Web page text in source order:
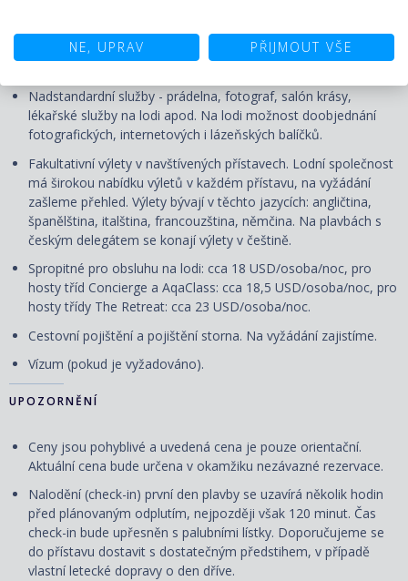
Nápoje, které nejsou zahrnuté v ceně.
Nadstandardní služby - prádelna, fotograf, salón krásy,
lékařské služby na lodi apod. Na lodi možnost doobjednání
fotografických, internetových i lázeňských balíčků.
Fakultativní výlety v navštívených přístavech. Lodní společnost
má širokou nabídku výletů v každém přístavu, na vyžádání
zašleme přehled. Výlety bývají v těchto jazycích: angličtina,
španělština, italština, francouzština, němčina. Na plavbách s
českým delegátem se konají výlety v češtině.
Spropitné pro obsluhu na lodi: cca 18 USD/osoba/noc, pro
hosty tříd Concierge a AqaClass: cca 18,5 USD/osoba/noc, pro
hosty třídy The Retreat: cca 23 USD/osoba/noc.
Cestovní pojištění a pojištění storna. Na vyžádání zajistíme.
Vízum (pokud je vyžadováno).
UPOZORNĚNÍ
Ceny jsou pohyblivé a uvedená cena je pouze orientační.
Aktuální cena bude určena v okamžiku nezávazné rezervace.
Nalodění (check-in) první den plavby se uzavírá několik hodin
před plánovaným odplutím, nejpozději však 120 minut. Čas
check-in bude upřesněn s palubními lístky. Doporučujeme se
do přístavu dostavit s dostatečným předstihem, v případě
vlastní letecké dopravy o den dříve.
NE, UPRAV PŘIJMOUT VŠE